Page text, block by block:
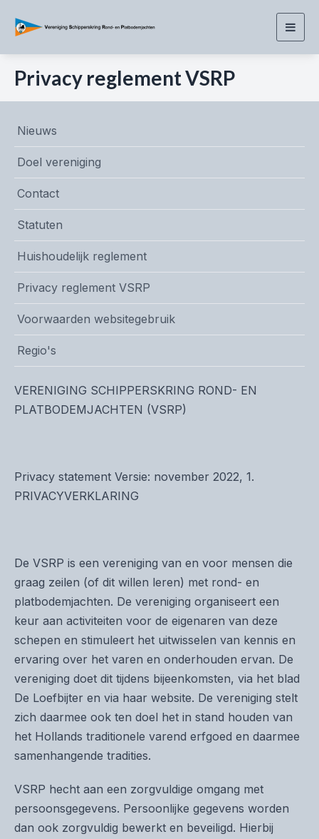
Privacy reglement VSRP
Nieuws
Doel vereniging
Contact
Statuten
Huishoudelijk reglement
Privacy reglement VSRP
Voorwaarden websitegebruik
Regio's
VERENIGING SCHIPPERSKRING ROND- EN
PLATBODEMJACHTEN (VSRP)
Privacy statement Versie: november 2022, 1.
PRIVACYVERKLARING
De VSRP is een vereniging van en voor mensen die
graag zeilen (of dit willen leren) met rond- en
platbodemjachten. De vereniging organiseert een
keur aan activiteiten voor de eigenaren van deze
schepen en stimuleert het uitwisselen van kennis en
ervaring over het varen en onderhouden ervan. De
vereniging doet dit tijdens bijeenkomsten, via het blad
De Loefbijter en via haar website. De vereniging stelt
zich daarmee ook ten doel het in stand houden van
het Hollands traditionele varend erfgoed en daarmee
samenhangende tradities.
VSRP hecht aan een zorgvuldige omgang met
persoonsgegevens. Persoonlijke gegevens worden
dan ook zorgvuldig bewerkt en beveiligd. Hierbij